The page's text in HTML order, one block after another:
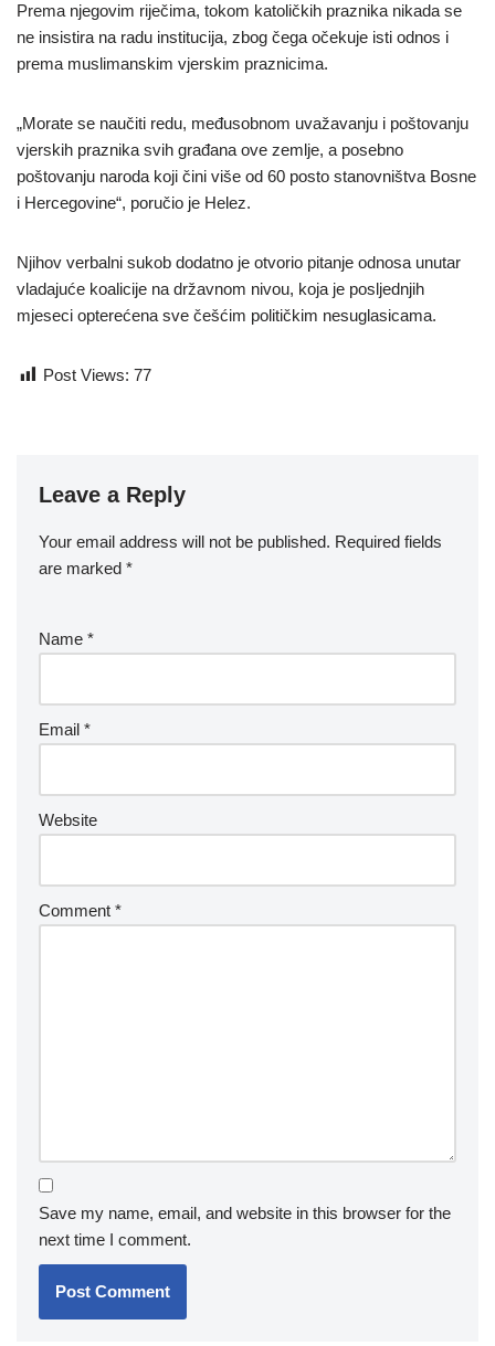
Prema njegovim riječima, tokom katoličkih praznika nikada se
ne insistira na radu institucija, zbog čega očekuje isti odnos i
prema muslimanskim vjerskim praznicima.
„Morate se naučiti redu, međusobnom uvažavanju i poštovanju
vjerskih praznika svih građana ove zemlje, a posebno
poštovanju naroda koji čini više od 60 posto stanovništva Bosne
i Hercegovine“, poručio je Helez.
Njihov verbalni sukob dodatno je otvorio pitanje odnosa unutar
vladajuće koalicije na državnom nivou, koja je posljednjih
mjeseci opterećena sve češćim političkim nesuglasicama.
Post Views: 77
Leave a Reply
Your email address will not be published. Required fields
are marked *
Name *
Email *
Website
Comment *
Save my name, email, and website in this browser for the
next time I comment.